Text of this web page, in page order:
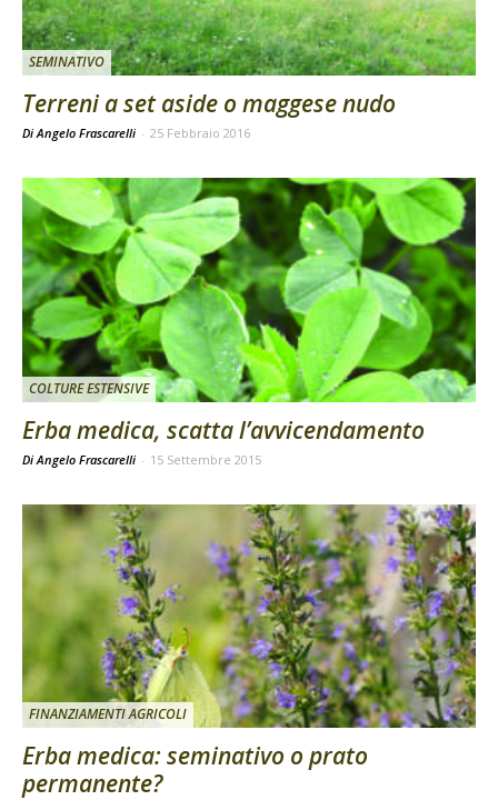
SEMINATIVO
Terreni a set aside o maggese nudo
Di Angelo Frascarelli - 25 Febbraio 2016
COLTURE ESTENSIVE
Erba medica, scatta l’avvicendamento
Di Angelo Frascarelli - 15 Settembre 2015
FINANZIAMENTI AGRICOLI
Erba medica: seminativo o prato
permanente?